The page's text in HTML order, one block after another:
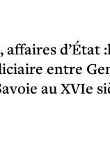
d’État
entre
au XVIe